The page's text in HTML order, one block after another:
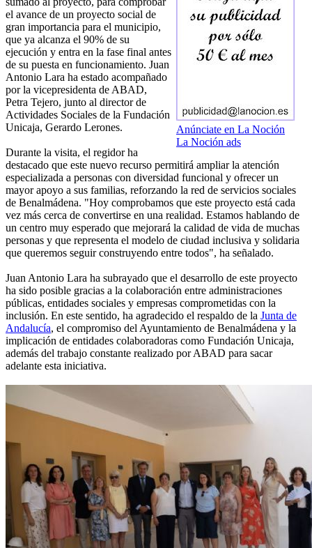
Anúnciate en La Noción
La Noción ads
el avance de un proyecto social de
gran importancia para el municipio,
que ya alcanza el 90% de su
ejecución y entra en la fase final antes
de su puesta en funcionamiento. Juan
Antonio Lara ha estado acompañado
por la vicepresidenta de ABAD,
Petra Tejero, junto al director de
Actividades Sociales de la Fundación
Unicaja, Gerardo Lerones.
Durante la visita, el regidor ha
destacado que este nuevo recurso permitirá ampliar la atención
especializada a personas con diversidad funcional y ofrecer un
mayor apoyo a sus familias, reforzando la red de servicios sociales
de Benalmádena. "Hoy comprobamos que este proyecto está cada
vez más cerca de convertirse en una realidad. Estamos hablando de
un centro muy esperado que mejorará la calidad de vida de muchas
personas y que representa el modelo de ciudad inclusiva y solidaria
que queremos seguir construyendo entre todos", ha señalado.
Juan Antonio Lara ha subrayado que el desarrollo de este proyecto
ha sido posible gracias a la colaboración entre administraciones
públicas, entidades sociales y empresas comprometidas con la
inclusión. En este sentido, ha agradecido el respaldo de la Junta de
Andalucía, el compromiso del Ayuntamiento de Benalmádena y la
implicación de entidades colaboradoras como Fundación Unicaja,
además del trabajo constante realizado por ABAD para sacar
adelante esta iniciativa.